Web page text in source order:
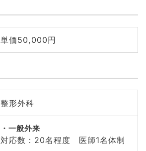
単価50,000円
整形外科
一般外来
対応数：20名程度 医師1名体制